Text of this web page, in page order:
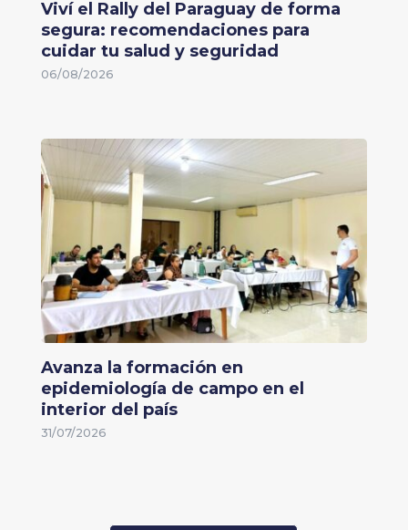
Viví el Rally del Paraguay de forma
segura: recomendaciones para
cuidar tu salud y seguridad
06/08/2026
Avanza la formación en
epidemiología de campo en el
interior del país
31/07/2026